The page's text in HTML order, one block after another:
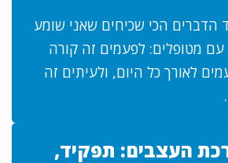
הדברים הכי שכיחים שאני שומע
מטופלים: לפעמים זה קורה
לאורך כל היום, ולעיתים זה
העצבים: תפקיד,